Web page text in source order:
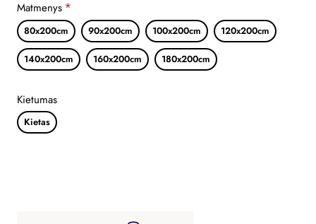
Matmenys
80x200cm 90x200cm 100x200cm 120x200cm
140x200cm 160x200cm 180x200cm
Kietumas
Kietas